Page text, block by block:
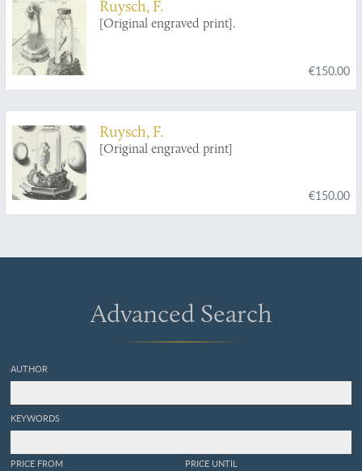
Ruysch, F.
[Original engraved print].
€150.00
Ruysch, F.
[Original engraved print]
€150.00
Advanced Search
AUTHOR
KEYWORDS
PRICE FROM PRICE UNTIL